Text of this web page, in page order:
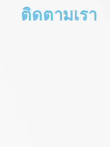
ติดตามเรา